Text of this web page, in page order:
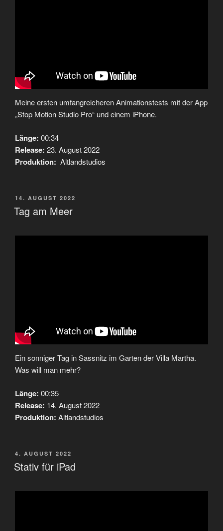
Meine ersten umfangreicheren Animationstests mit der App
„Stop Motion Studio Pro“ und einem iPhone.
Länge: 00:34
Release: 23. August 2022
Produktion: Altlandstudios
VERÖFFENTLICHT
AM
14. AUGUST 2022
Tag am Meer
Ein sonniger Tag in Sassnitz im Garten der Villa Martha.
Was will man mehr?
Länge: 00:35
Release: 14. August 2022
Produktion: Altlandstudios
VERÖFFENTLICHT
AM
4. AUGUST 2022
Stativ für iPad